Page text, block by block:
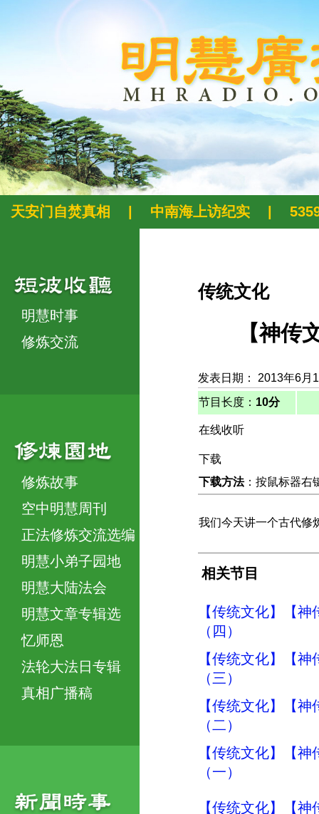
天安门自焚真相 中南海上访纪实
明慧时事
修炼交流
修炼故事
空中明慧周刊
正法修炼交流选编
明慧小弟子园地
明慧大陆法会
明慧文章专辑选
忆师恩
法轮大法日专辑
真相广播稿
传统文化
【神
发表日期： 2013年6月
节目长度： 10分
在线收听
下载
下载方法：按鼠标器右
我们今天讲一个古代修
相关节目
【传统文化】【
（四）
【传统文化】【
（三）
【传统文化】【
（二）
【传统文化】【
（一）
【传统文化】【